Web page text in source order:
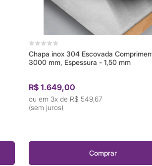
Chapa inox 304 Escovada
3000 mm, Espessura - 1,50 mm
R$ 1.649,00
3x de R$ 549,67
(sem juros)
Comprar